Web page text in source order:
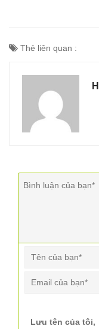
Thẻ liên quan :
Lưu tên của tôi,